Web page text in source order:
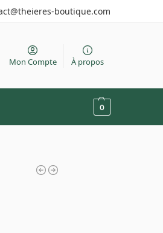
boutique.com
Mon Compte À propos
0